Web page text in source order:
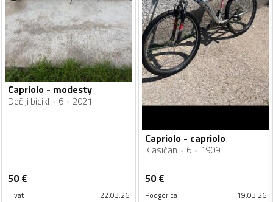
Capriolo - modesty
Dečiji bicikl 6 2021
50€
Tivat 22.03.26
Capriolo - capriolo
Klasičan 6 1909
50€
Podgorica 19.03.26